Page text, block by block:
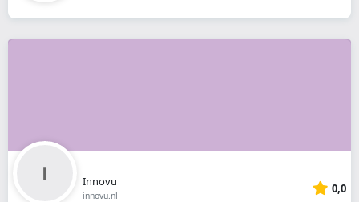
Innovu
innovu.nl 0,0